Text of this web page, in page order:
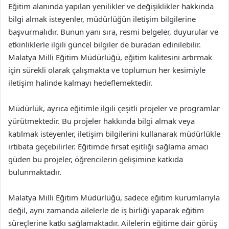
Eğitim alanında yapılan yenilikler ve değişiklikler hakkında
bilgi almak isteyenler, müdürlüğün iletişim bilgilerine
başvurmalıdır. Bunun yanı sıra, resmi belgeler, duyurular ve
etkinliklerle ilgili güncel bilgiler de buradan edinilebilir.
Malatya Milli Eğitim Müdürlüğü, eğitim kalitesini artırmak
için sürekli olarak çalışmakta ve toplumun her kesimiyle
iletişim halinde kalmayı hedeflemektedir.
Müdürlük, ayrıca eğitimle ilgili çeşitli projeler ve programlar
yürütmektedir. Bu projeler hakkında bilgi almak veya
katılmak isteyenler, iletişim bilgilerini kullanarak müdürlükle
irtibata geçebilirler. Eğitimde fırsat eşitliği sağlama amacı
güden bu projeler, öğrencilerin gelişimine katkıda
bulunmaktadır.
Malatya Milli Eğitim Müdürlüğü, sadece eğitim kurumlarıyla
değil, aynı zamanda ailelerle de iş birliği yaparak eğitim
süreçlerine katkı sağlamaktadır. Ailelerin eğitime dair görüş